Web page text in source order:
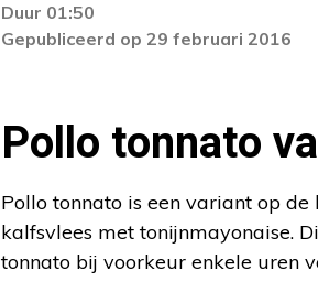
Duur 01:50
Gepubliceerd op 29 februari 2016
Pollo tonnato
Pollo tonnato is een variant op
kalfsvlees met tonijnmayonaise.
tonnato bij voorkeur enkele uren